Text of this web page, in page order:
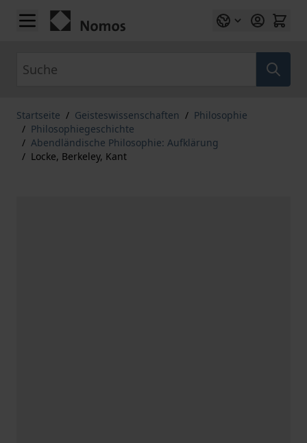
Zum Inhalt springen
Startseite / Geisteswissenschaften / Philosophie
/ Philosophiegeschichte
/ Abendländische Philosophie: Aufklärung
/ Locke, Berkeley, Kant